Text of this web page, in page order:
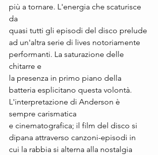
più a tornare. L'energia che scaturisce
da
quasi tutti gli episodi del disco prelude
ad un'altra serie di lives notoriamente
performanti. La saturazione delle
chitarre e
la presenza in primo piano della
batteria esplicitano questa volontà.
L'interpretazione di Anderson è
sempre carismatica
e cinematografica; il film del disco si
dipana attraverso canzoni-episodi in
cui la rabbia si alterna alla nostalgia